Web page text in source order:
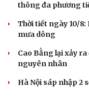
thông đa phương
Thời tiết ngày 10/8:
mưa dông
Cao Bằng lại xảy
nguyên nhân
Hà Nội sáp nhập 2